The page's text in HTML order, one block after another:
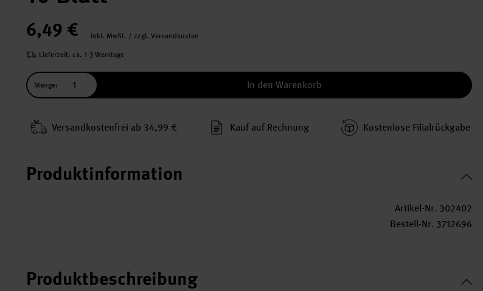
6,49 €
inkl. MwSt. / zzgl. Versandkosten
Lieferzeit: ca. 1-3 Werktage
Menge: In den Warenkorb
Versand­kosten­frei ab 34,99 € Kauf auf Rechnung Kosten­lose Filial­rückgabe
Produktinformation
Artikel-Nr. 302402
Bestell-Nr. 3712696
Produktbeschreibung